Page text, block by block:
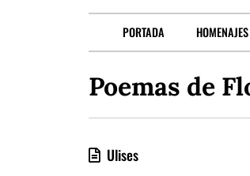
PORTADA HOMENAJES
Poemas de
Ulises